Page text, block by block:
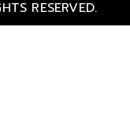
RESERVED.